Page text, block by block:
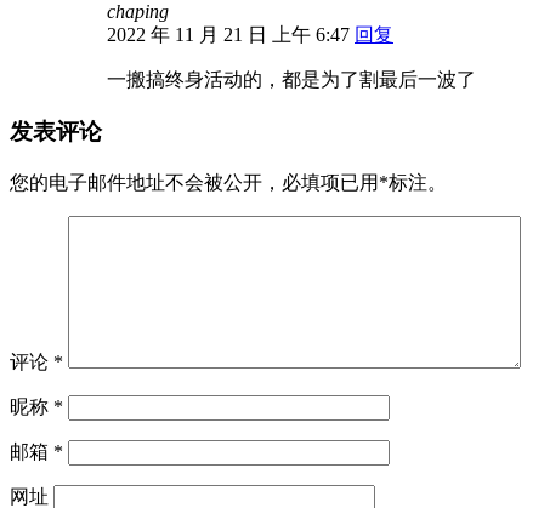
chaping
2022 年 11 月 21 日 上午 6:47 回复
一搬搞终身活动的，都是为了割最后一波了
发表评论
您的电子邮件地址不会被公开， 必填项已用 *标注。
评论 *
昵称 *
邮箱 *
网址